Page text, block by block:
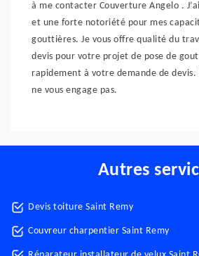
à me contacter Couverture Angelo .
et une forte notoriété pour mes
gouttières. Je vous offre qualité du
devis pour votre projet de pose de
rapidement à votre demande de
ne vous engage pas.
Autres
Devis toiture Saint Remy
Couvreur charpentier Saint Remy